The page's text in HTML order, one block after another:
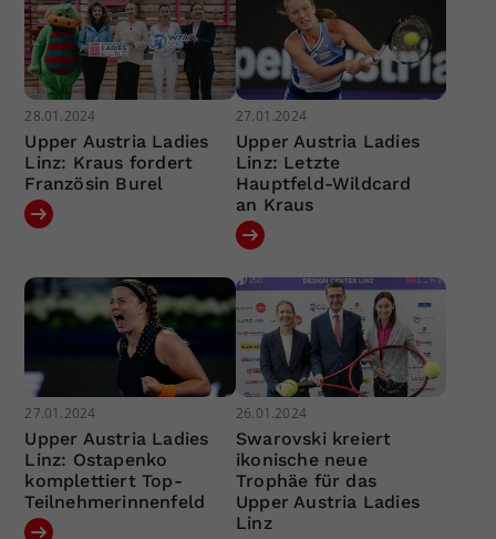
28.01.2024
Upper Austria Ladies
Linz: Kraus fordert
Französin Burel
27.01.2024
Upper Austria Ladies
Linz: Letzte
Hauptfeld-Wildcard
an Kraus
27.01.2024
Upper Austria Ladies
Linz: Ostapenko
komplettiert Top-
Teilnehmerinnenfeld
26.01.2024
Swarovski kreiert
ikonische neue
Trophäe für das
Upper Austria Ladies
Linz